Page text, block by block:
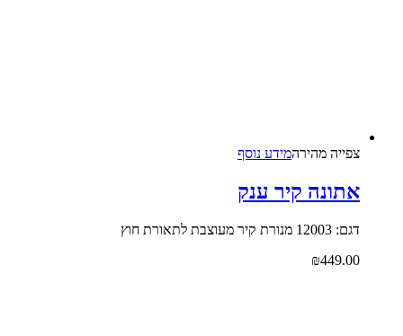
צפייה‬ ‫מהירה‬מידע נוסף
אתונה קיר ענק
דגם: 12003 מנורת קיר מעוצבת לתאורת חוץ
₪449.00